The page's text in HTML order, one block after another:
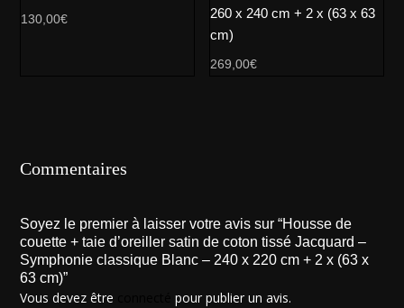
130,00€
260 x 240 cm + 2 x (63 x 63
cm)
269,00€
Commentaires
Soyez le premier à laisser votre avis sur “Housse de
couette + taie d’oreiller satin de coton tissé Jacquard –
Symphonie classique Blanc – 240 x 220 cm + 2 x (63 x
63 cm)”
Vous devez être pour publier un avis.